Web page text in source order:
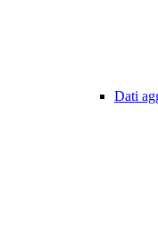
Dati